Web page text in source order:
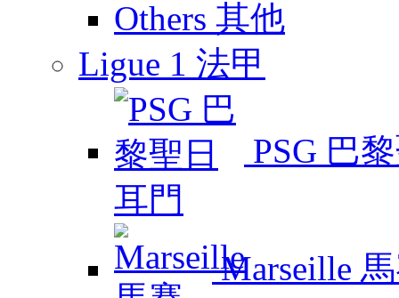
Others 其他
Ligue 1 法甲
PSG 巴
Marseille